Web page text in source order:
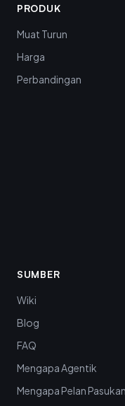
PRODUK
Muat Turun
Harga
Perbandingan
SUMBER
Wiki
Blog
FAQ
Mengapa Agentik
Mengapa Pelan Pasukan